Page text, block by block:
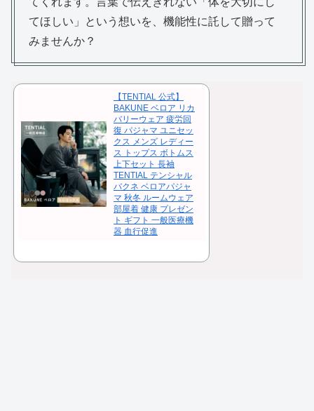
てほしい」という想いを、機能性に託して贈って
みませんか？
【TENTIAL 公式】
BAKUNE ベロア リカ
バリーウェア 疲労回
復 パジャマ ユニセッ
クス メンズ レディー
ス トップス ボトムス
上下セット 長袖
TENTIAL テンシャル
バクネ ベロアパジャ
マ 秋冬 ルームウェア
部屋着 健康 プレゼン
ト ギフト 一般医療機
器 血行促進